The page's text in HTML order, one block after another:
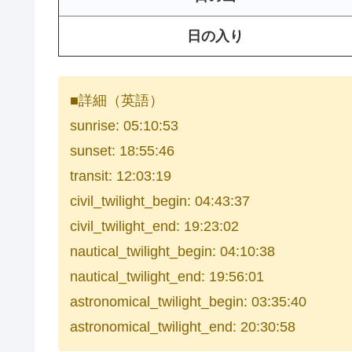
日の入り
■詳細（英語）
sunrise: 05:10:53
sunset: 18:55:46
transit: 12:03:19
civil_twilight_begin: 04:43:37
civil_twilight_end: 19:23:02
nautical_twilight_begin: 04:10:38
nautical_twilight_end: 19:56:01
astronomical_twilight_begin: 03:35:40
astronomical_twilight_end: 20:30:58